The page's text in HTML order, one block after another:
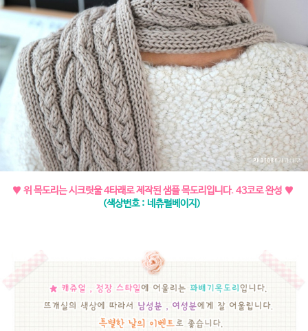
♥ 위 목도리는 시크릿울 4타래로 제작된 샘플 목도리입니다. 43코로 완성 ♥
(색상번호 : 네츄럴베이지)